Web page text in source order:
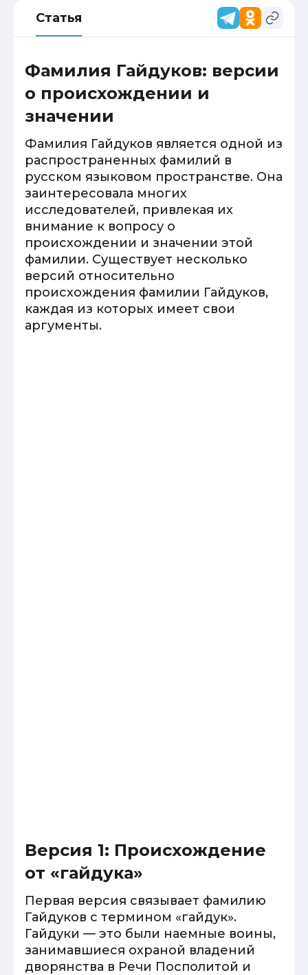
Статья
Фамилия Гайдуков: версии
о происхождении и
значении
Фамилия Гайдуков является одной из
распространенных фамилий в
русском языковом пространстве. Она
заинтересовала многих
исследователей, привлекая их
внимание к вопросу о
происхождении и значении этой
фамилии. Существует несколько
версий относительно
происхождения фамилии Гайдуков,
каждая из которых имеет свои
аргументы.
Версия 1: Происхождение
от «гайдука»
Первая версия связывает фамилию
Гайдуков с термином «гайдук».
Гайдуки — это были наемные воины,
занимавшиеся охраной владений
дворянства в Речи Посполитой и